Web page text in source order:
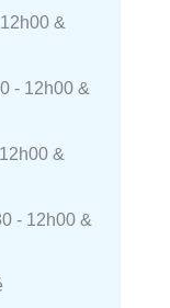
&
- 12h00 &
&
- 12h00 &